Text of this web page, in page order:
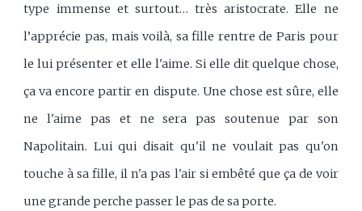
type immense et surtout… très aristocrate. Elle ne
l’apprécie pas, mais voilà, sa fille rentre de Paris pour
le lui présenter et elle l'aime. Si elle dit quelque chose,
ça va encore partir en dispute. Une chose est sûre, elle
ne l'aime pas et ne sera pas soutenue par son
Napolitain. Lui qui disait qu'il ne voulait pas qu'on
touche à sa fille, il n'a pas l'air si embêté que ça de voir
une grande perche passer le pas de sa porte.